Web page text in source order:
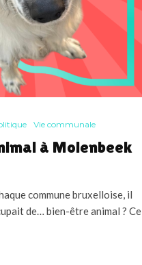
Vie communale
à Molenbeek
commune bruxelloise, il
de… bien-être animal ? Ce